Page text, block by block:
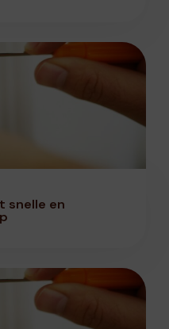
snelle en